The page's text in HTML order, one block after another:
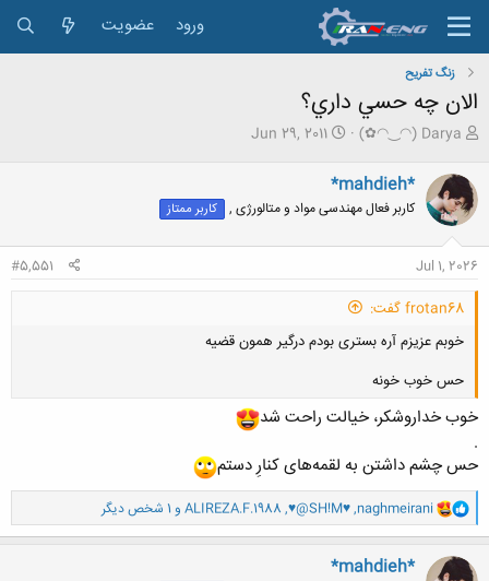
ورود عضویت
زنگ تفريح
الان چه حسي داري؟
ش
و
ع
ک
ن
ن
د
م
ض
ع
(✿◠‿◠) Darya
ت
خ
ر
Jun 29, 2011
*mahdieh*
کاربر فعال مهندسی مواد و متالورژی , کاربر ممتاز
Jul 1, 2026
#5,551
frotan68 گفت:
خوبم عزیزم آره بستری بودم درگیر همون قضیه
حس خوب خونه
کلیک کنید تا باز شود...
خوب خداروشکر، خیالت راحت شد
.
حس چشم داشتن به لقمه‌های کنارِ دستم
و
ا
ک
ن
ش
naghmeirani
,
♥@SH!M♥
,
ALIREZA.F.1988 و 1 شخص دیگر
*mahdieh*